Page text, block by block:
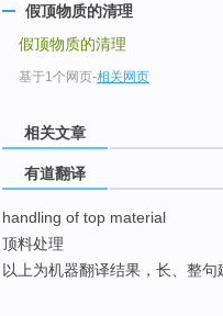
假顶物质的清理
假顶物质的清理
基于1个网页-相关网页
相关文章
有道翻译
handling of top material
顶料处理
以上为机器翻译结果，长、整句